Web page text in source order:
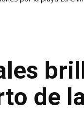
de